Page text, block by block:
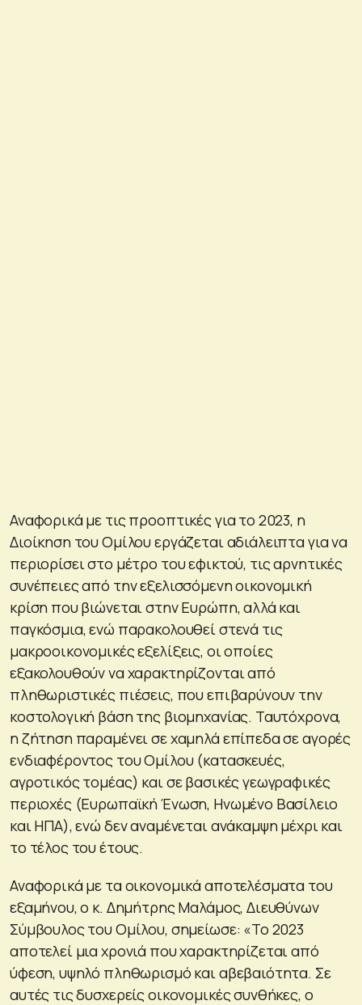
Αναφορικά με τις προοπτικές για το 2023, η
Διοίκηση του Ομίλου εργάζεται αδιάλειπτα για να
περιορίσει στο μέτρο του εφικτού, τις αρνητικές
συνέπειες από την εξελισσόμενη οικονομική
κρίση που βιώνεται στην Ευρώπη, αλλά και
παγκόσμια, ενώ παρακολουθεί στενά τις
μακροοικονομικές εξελίξεις, οι οποίες
εξακολουθούν να χαρακτηρίζονται από
πληθωριστικές πιέσεις, που επιβαρύνουν την
κοστολογική βάση της βιομηχανίας. Ταυτόχρονα,
η ζήτηση παραμένει σε χαμηλά επίπεδα σε αγορές
ενδιαφέροντος του Ομίλου (κατασκευές,
αγροτικός τομέας) και σε βασικές γεωγραφικές
περιοχές (Ευρωπαϊκή Ένωση, Ηνωμένο Βασίλειο
και ΗΠΑ), ενώ δεν αναμένεται ανάκαμψη μέχρι και
το τέλος του έτους.
Αναφορικά με τα οικονομικά αποτελέσματα του
εξαμήνου, ο κ. Δημήτρης Μαλάμος, Διευθύνων
Σύμβουλος του Ομίλου, σημείωσε: «Το 2023
αποτελεί μια χρονιά που χαρακτηρίζεται από
ύφεση, υψηλό πληθωρισμό και αβεβαιότητα. Σε
αυτές τις δυσχερείς οικονομικές συνθήκες, ο